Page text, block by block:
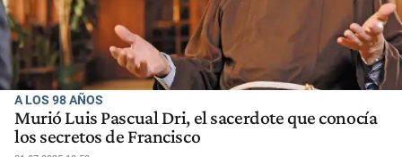
A LOS 98 AÑOS
Murió Luis Pascual Dri, el sacerdote que conocía
los secretos de Francisco